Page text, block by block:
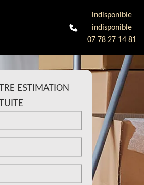
indisponible
indisponible
07 78 27 14 81
ESTIMATION